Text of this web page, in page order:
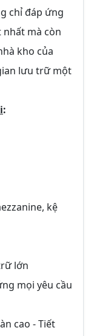
chỉ đáp ứng
mà còn
kho của
lưu trữ một
:
kệ
lớn
mọi yêu cầu
cao - Tiết